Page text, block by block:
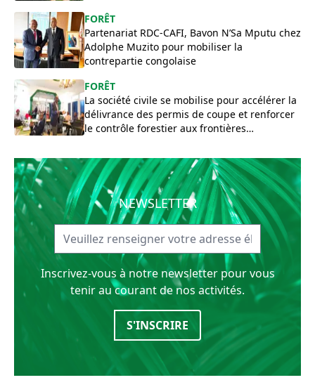
FORÊT
Partenariat RDC-CAFI, Bavon N’Sa Mputu chez
Adolphe Muzito pour mobiliser la
contrepartie congolaise
FORÊT
La société civile se mobilise pour accélérer la
délivrance des permis de coupe et renforcer
le contrôle forestier aux frontières
NEWSLETTER
Inscrivez-vous à notre newsletter pour vous
tenir au courant de nos activités.
S'INSCRIRE